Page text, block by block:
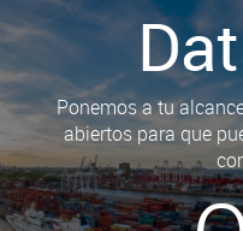
Ponemos a tu
abiertos para que